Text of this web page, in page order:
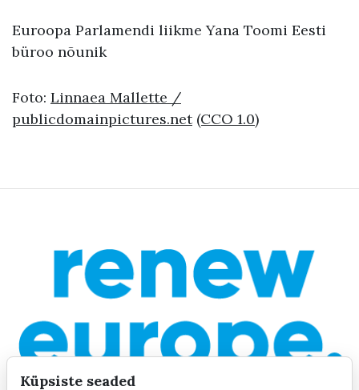
Euroopa Parlamendi liikme Yana Toomi Eesti
büroo nõunik
Foto: Linnaea Mallette /
publicdomainpictures.net (CCO 1.0)
Küpsiste seaded